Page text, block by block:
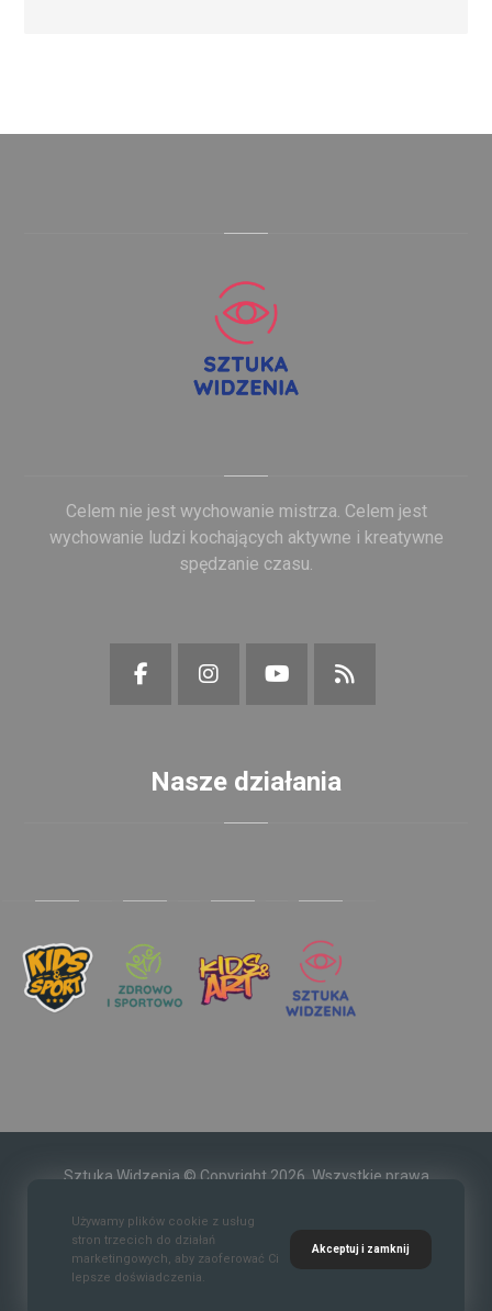
Celem nie jest wychowanie mistrza. Celem jest
wychowanie ludzi kochających aktywne i kreatywne
spędzanie czasu.
Nasze działania
Sztuka Widzenia © Copyright 2026. Wszystkie prawa
Używamy plików cookie z usług
stron trzecich do działań
marketingowych, aby zaoferować Ci
lepsze doświadczenia.
Akceptuj i zamknij